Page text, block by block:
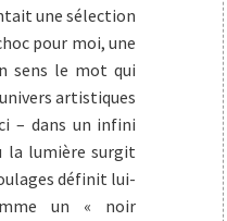
une sélection
pour moi, une
sens le mot qui
artistiques
– dans un infini
la lumière surgit
définit lui-
un « noir